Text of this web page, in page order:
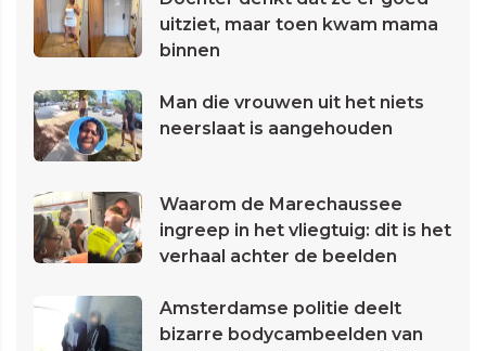
uitziet, maar toen kwam mama
binnen
Man die vrouwen uit het niets
neerslaat is aangehouden
Waarom de Marechaussee
ingreep in het vliegtuig: dit is het
verhaal achter de beelden
Amsterdamse politie deelt
bizarre bodycambeelden van